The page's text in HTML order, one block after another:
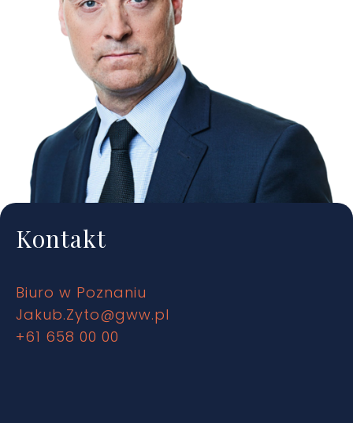
Kontakt
Biuro w Poznaniu
Jakub.Zyto@gww.pl
+61 658 00 00